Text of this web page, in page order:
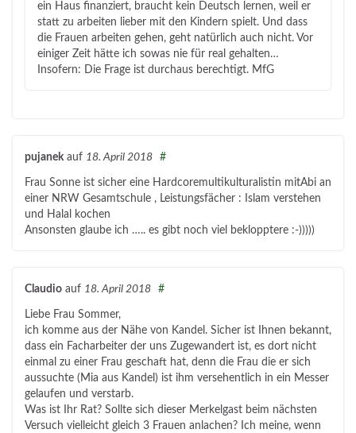
ein Haus finanziert, braucht kein Deutsch lernen, weil er
statt zu arbeiten lieber mit den Kindern spielt. Und dass
die Frauen arbeiten gehen, geht natürlich auch nicht. Vor
einiger Zeit hätte ich sowas nie für real gehalten…
Insofern: Die Frage ist durchaus berechtigt. MfG
pujanekauf 18. April 2018 #
Frau Sonne ist sicher eine Hardcoremultikulturalistin mitAbi an
einer NRW Gesamtschule , Leistungsfächer : Islam verstehen
und Halal kochen
Ansonsten glaube ich ….. es gibt noch viel beklopptere :-)))))
Claudio auf 18. April 2018 #
Liebe Frau Sommer,
ich komme aus der Nähe von Kandel. Sicher ist Ihnen bekannt,
dass ein Facharbeiter der uns Zugewandert ist, es dort nicht
einmal zu einer Frau geschaft hat, denn die Frau die er sich
aussuchte (Mia aus Kandel) ist ihm versehentlich in ein Messer
gelaufen und verstarb.
Was ist Ihr Rat? Sollte sich dieser Merkelgast beim nächsten
Versuch vielleicht gleich 3 Frauen anlachen? Ich meine, wenn